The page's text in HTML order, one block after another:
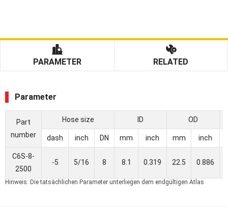
PARAMETER RELATED
Parameter
Part
number
Hose size ID OD
dash inch DN mm inch mm inch
C6S-8-
2500
-5 5/16 8 8.1 0.319 22.5 0.886
Hinweis: Die tatsächlichen Parameter unterliegen dem endgültigen Atlas